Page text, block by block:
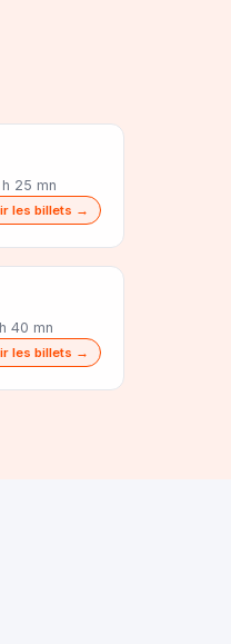
25 mn
les billets →
40 mn
les billets →